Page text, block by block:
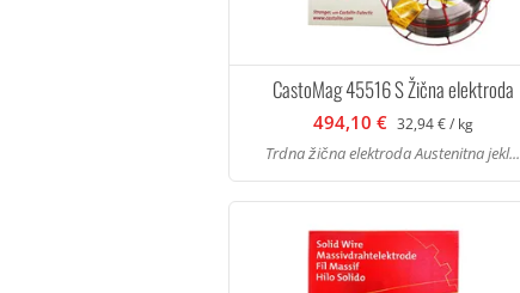
CastoMag 45516 S Žična elektroda
494,10 € 32,94 € / kg
Trdna žična elektroda Austenitna jekl...